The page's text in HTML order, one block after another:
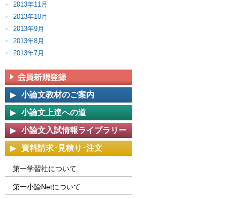
2013年11月
2013年10月
2013年9月
2013年8月
2013年7月
小論文教材のご案内
小論文上達への道
小論文入試情報ライブラリー
資料請求･見積り･注文
第一学習社について
第一小論Netについて